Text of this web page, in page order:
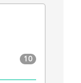
10